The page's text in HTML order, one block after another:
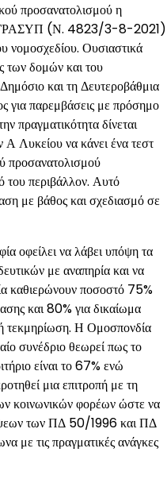
προσανατολισμού η
ΓΡΑΣΥΠ (Ν. 4823/3-8-2021)
νομοσχεδίου. Ουσιαστικά
των δομών και του
και τη Δευτεροβάθμια
για παρεμβάσεις με πρόσημο
πραγματικότητα δίνεται
Α Λυκείου να κάνει ένα τεστ
προσανατολισμού
του περιβάλλον. Αυτό
με βάθος και σχεδιασμό σε
οφείλει να λάβει υπόψη τα
με αναπηρία και να
καθιερώνουν ποσοστό 75%
και 80% για δικαίωμα
τεκμηρίωση. Η Ομοσπονδία
συνέδριο θεωρεί πως το
είναι το 67% ενώ
μια επιτροπή με τη
κοινωνικών φορέων ώστε να
των ΠΔ 50/1996 και ΠΔ
με τις πραγματικές ανάγκες